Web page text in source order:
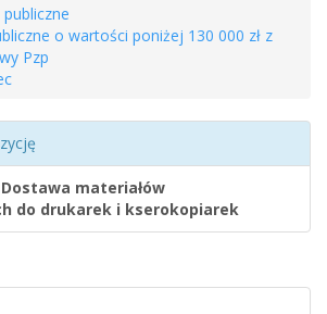
o wartości poniżej 130 000 zł z
Pzp
Dostawa materiałów
do drukarek i kserokopiarek